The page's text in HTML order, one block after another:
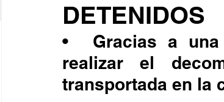
DETENIDOS
•	Gracias a una denuncia ciudadana, fue posible
realizar el
transportada en la